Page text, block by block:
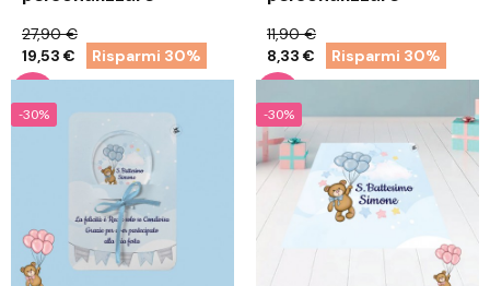
27,90 €
19,53 €
Risparmi 30%
11,90 €
8,33 €
Risparmi 30%
-30% -30%